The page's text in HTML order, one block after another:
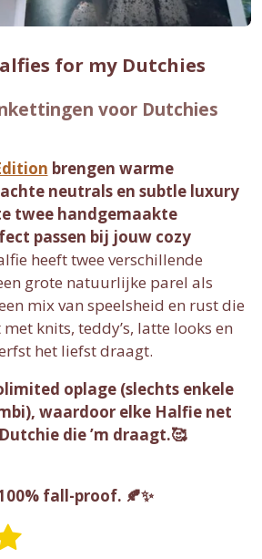
for my Dutchies
voor Dutchies
brengen warme
neutrals en subtle luxury
twee handgemaakte
passen bij jouw cozy
heeft twee verschillende
grote natuurlijke parel als
mix van speelsheid en rust die
knits, teddy’s, latte looks en
het liefst draagt.
oplage (slechts enkele
waardoor elke Halfie net
die ’m draagt.🥰
fall-proof. 🍂✨